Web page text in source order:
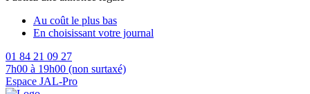
Au coût le plus bas
En choisissant votre journal
01 84 21 09 27
7h00 à 19h00 (non surtaxé)
Espace JAL-Pro